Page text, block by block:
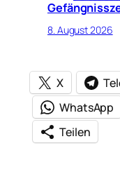
8. August 2026
X
WhatsApp
Teilen